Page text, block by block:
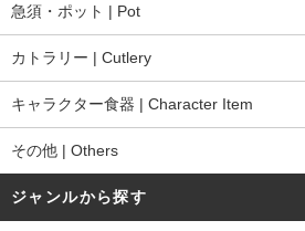
急須・ポット | Pot
カトラリー | Cutlery
キャラクター食器 | Character Item
その他 | Others
ジャンルから探す